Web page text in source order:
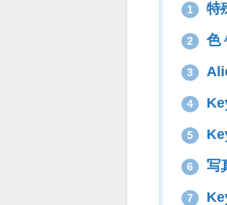
1 特
2 色
3
4
5
6 写
7